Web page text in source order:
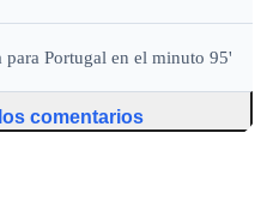
para Portugal en el minuto 95'
comentarios